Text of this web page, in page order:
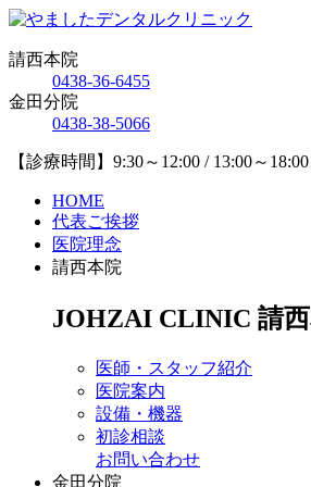
請西本院
0438-36-6455
金田分院
0438-38-5066
【診療時間】9:30～12:00 / 13:00～
HOME
代表ご挨拶
医院理念
請西本院
JOHZAI CLINIC 請
医師・スタッフ紹介
医院案内
設備・機器
初診相談
お問い合わせ
金田分院